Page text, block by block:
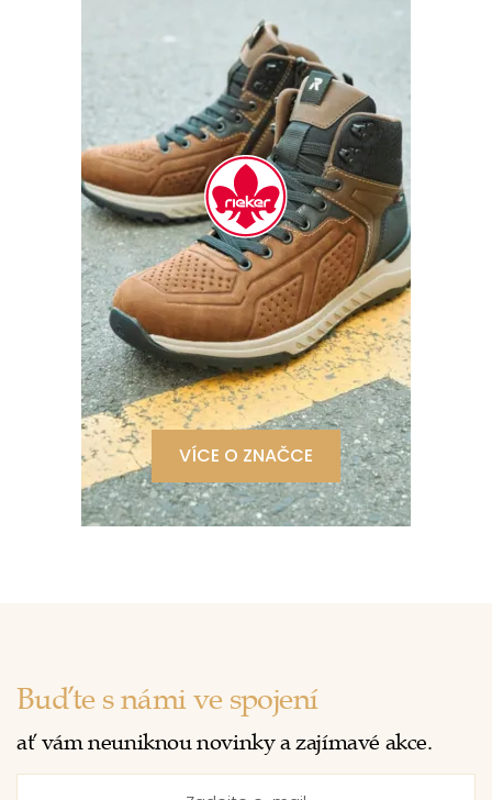
VÍCE O ZNAČCE
Buďte s námi ve spojení
ať vám neuniknou novinky a zajímavé akce.